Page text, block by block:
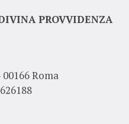
PROVVIDENZA
Roma